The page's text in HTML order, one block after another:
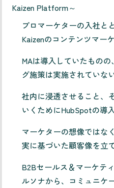
Kaizen Platform～
プロマーケターの入社と
Kaizenのコンテンツマー
MAは導入していたもの
グ施策は実施されていな
社内に浸透させること、
いくためにHubSpotの導
マーケターの想像ではな
実に基づいた顧客像を立
B2Bセールス＆マーケテ
ルソナから、コミュニケ